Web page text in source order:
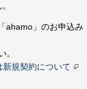
ahamo」のお申込み
。
規契約について